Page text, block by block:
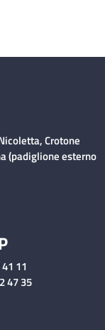
Crotone
(padiglione esterno
11
47 35